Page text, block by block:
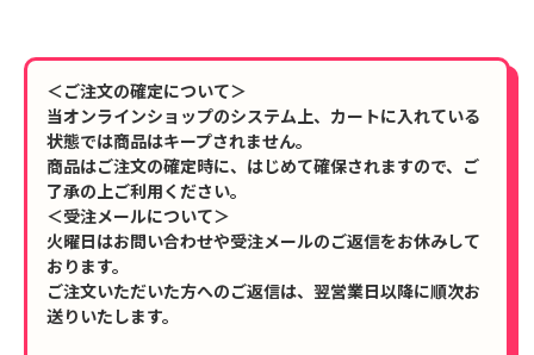
＜ご注文の確定について＞
当オンラインショップのシステム上、カートに入れている
状態では商品はキープされません。
商品はご注文の確定時に、はじめて確保されますので、ご
了承の上ご利用ください。
＜受注メールについて＞
火曜日はお問い合わせや受注メールのご返信をお休みして
おります。
ご注文いただいた方へのご返信は、翌営業日以降に順次お
送りいたします。